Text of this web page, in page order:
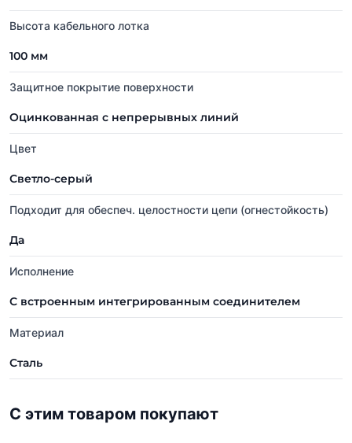
Высота кабельного лотка
100 мм
Защитное покрытие поверхности
Оцинкованная с непрерывных линий
Цвет
Светло-серый
Подходит для обеспеч. целостности цепи (огнестойкость)
Да
Исполнение
С встроенным интегрированным соединителем
Материал
Сталь
С этим товаром покупают